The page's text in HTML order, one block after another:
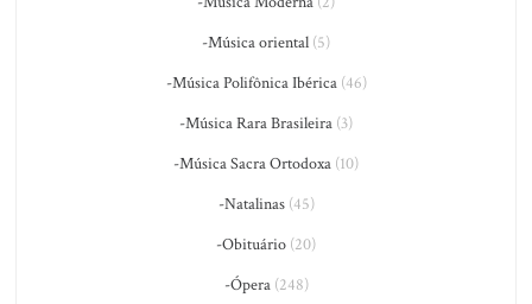
-Música oriental (5)
-Música Polifônica Ibérica(46)
-Música Rara Brasileira (3)
-Música Sacra Ortodoxa (10)
-Natalinas(45)
-Obituário (20)
-Ópera(248)